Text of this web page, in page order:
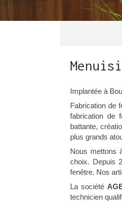
Implantée à
Fabrication de
fabrication de
battante,
plus grands
Nous mettons
choix. Depuis
fenêtre. Nos
La société
technicien